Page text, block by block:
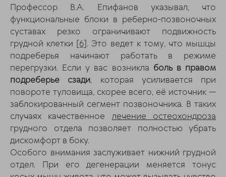
Профессор В.А. Епифанов указывал, что
функциональные блоки в реберно-позвоночных
суставах резко ограничивают подвижность
грудной клетки [6]. Это ведет к тому, что мышцы
подреберья начинают работать в режиме
перегрузки. Если у вас возникла боль в правом
подреберье сзади, которая усиливается при
повороте туловища, скорее всего, её источник —
заблокированный сегмент позвоночника. В таких
случаях качественное лечение остеохондроза
грудного отдела позволяет полностью убрать
дискомфорт в боку.
Особого внимания заслуживает нижний грудной
отдел. При его дегенерации меняется тонус